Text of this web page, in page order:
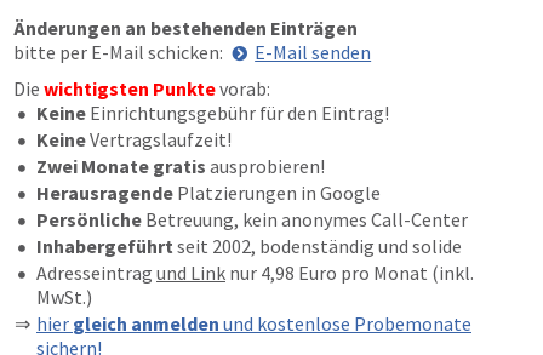
Die wichtigsten Punktevorab:
Keine Einrichtungsgebühr für den Eintrag!
KeineVertragslaufzeit!
Zwei Monate gratis ausprobieren!
Änderungen an bestehenden Einträgen
bitte per E-Mail schicken:
E-Mail senden
Herausragende Platzierungen in Google
Persönliche Betreuung, kein anonymes Call-Center
Inhabergeführt seit 2002, bodenständig und solide
Adresseintrag und Link nur 4,98 Euro pro Monat (inkl.
MwSt.)
hier gleich anmelden und kostenlose Probemonate
sichern!